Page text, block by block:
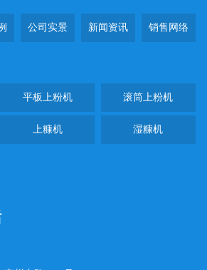
公司实景 新闻资讯 销售网络
平板上粉机 滚筒上粉机
上糠机 湿糠机